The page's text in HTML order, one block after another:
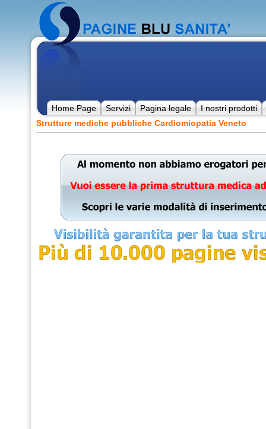
Home Page Servizi Pagina legale
I nostri prodotti
Strutture mediche pubbliche Cardiomiopatia Veneto